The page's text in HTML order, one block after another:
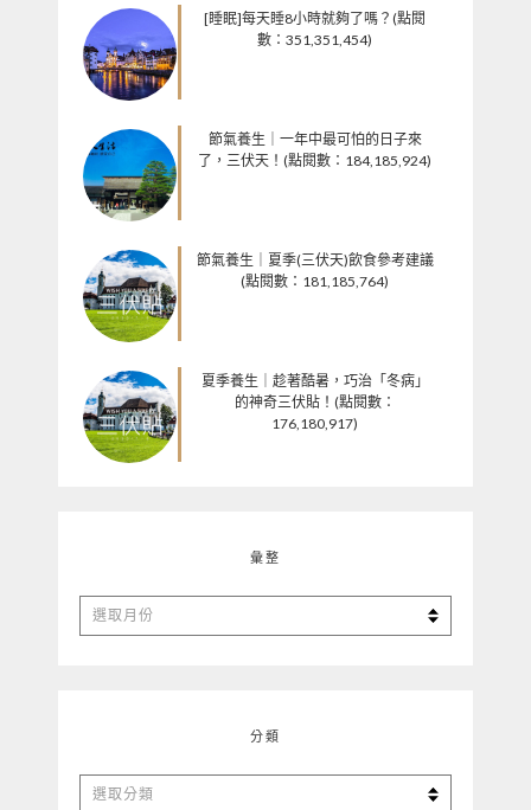
[睡眠]每天睡8小時就夠了嗎？(點閱
數：351,351,454)
節氣養生｜一年中最可怕的日子來
了，三伏天！(點閱數：184,185,924)
節氣養生｜夏季(三伏天)飲食參考建議
(點閱數：181,185,764)
夏季養生｜趁著酷暑，巧治「冬病」
的神奇三伏貼！(點閱數：
176,180,917)
彙整
彙
整
分類
分